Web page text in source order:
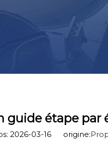
guide étape par
2026-03-16 origine: